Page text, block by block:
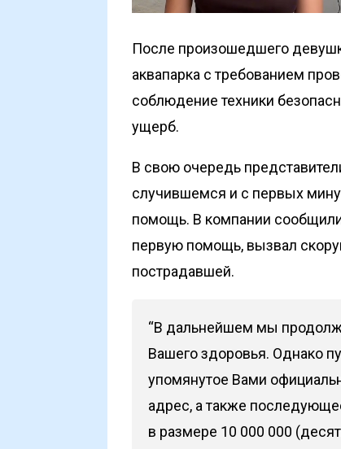
После произошедшего
аквапарка с требованием
соблюдение техники
ущерб.
В свою очередь
случившемся и с первых
помощь. В компании
первую помощь, вызвал
пострадавшей.
“В дальнейшем мы
Вашего здоровья. Однако
упомянутое Вами
адрес, а также
в размере 10 000 000